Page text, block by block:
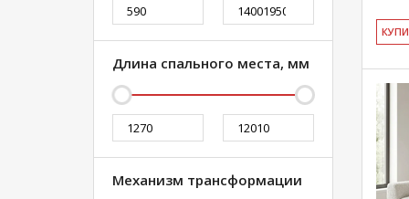
Длина спального места, мм
Механизм трансформации